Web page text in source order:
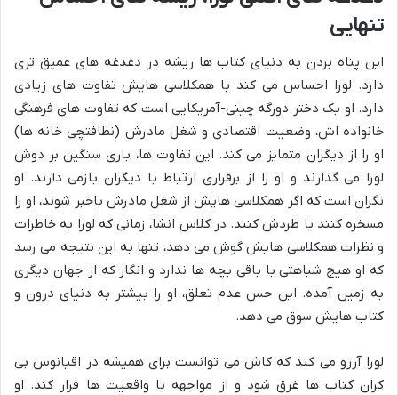
تنهایی
این پناه بردن به دنیای کتاب ها ریشه در دغدغه های عمیق تری
دارد. لورا احساس می کند با همکلاسی هایش تفاوت های زیادی
دارد. او یک دختر دورگه چینی-آمریکایی است که تفاوت های فرهنگی
خانواده اش، وضعیت اقتصادی و شغل مادرش (نظافتچی خانه ها)
او را از دیگران متمایز می کند. این تفاوت ها، باری سنگین بر دوش
لورا می گذارند و او را از برقراری ارتباط با دیگران بازمی دارند. او
نگران است که اگر همکلاسی هایش از شغل مادرش باخبر شوند، او را
مسخره کنند یا طردش کنند. در کلاس انشا، زمانی که لورا به خاطرات
و نظرات همکلاسی هایش گوش می دهد، تنها به این نتیجه می رسد
که او هیچ شباهتی با باقی بچه ها ندارد و انگار که از جهان دیگری
به زمین آمده. این حس عدم تعلق، او را بیشتر به دنیای درون و
کتاب هایش سوق می دهد.
لورا آرزو می کند که کاش می توانست برای همیشه در اقیانوس بی
کران کتاب ها غرق شود و از مواجهه با واقعیت ها فرار کند. او